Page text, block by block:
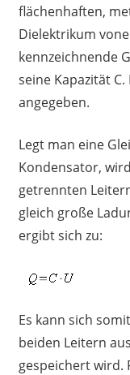
flächenhaften,
Dielektrikum
kennzeichnende
seine Kapazität
angegeben.
Legt man eine
Kondensator,
getrennten
gleich große
ergibt sich zu:
Es kann sich
beiden Leitern
gespeichert wird.